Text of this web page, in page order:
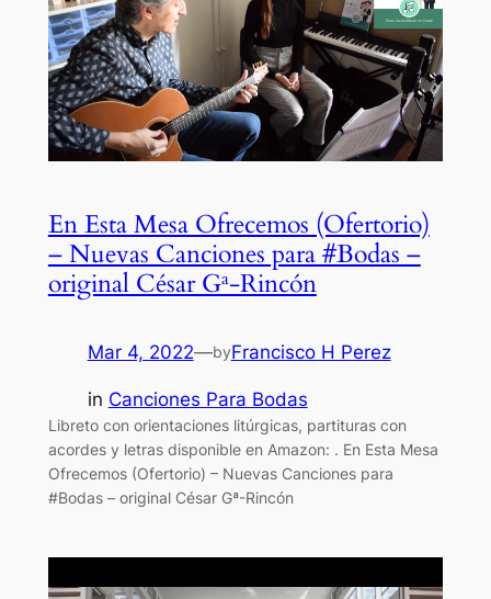
En Esta Mesa Ofrecemos (Ofertorio)
– Nuevas Canciones para #Bodas –
original César Gª-Rincón
Mar 4, 2022—byFrancisco H Perez
in Canciones Para Bodas
Libreto con orientaciones litúrgicas, partituras con
acordes y letras disponible en Amazon: . En Esta Mesa
Ofrecemos (Ofertorio) – Nuevas Canciones para
#Bodas – original César Gª-Rincón